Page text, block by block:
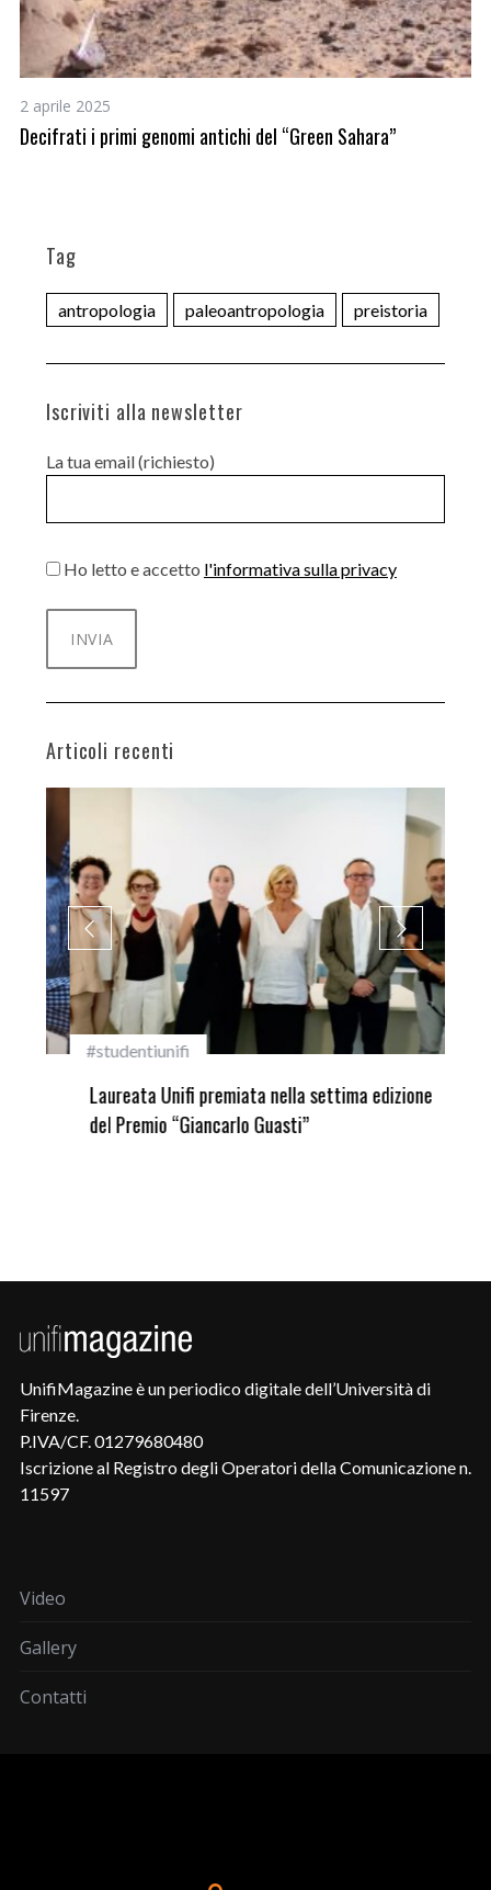
2 aprile 2025
Decifrati i primi genomi antichi del “Green Sahara”
Tag
antropologia paleoantropologia preistoria
Iscriviti alla newsletter
La tua email (richiesto)
Ho letto e accetto l'informativa sulla privacy
Articoli recenti
#studentiunifi
Laureata Unifi premiata nella settima edizione
del Premio “Giancarlo Guasti”
UnifiMagazine è un periodico digitale dell’Università di
Firenze.
P.IVA/CF. 01279680480
Iscrizione al Registro degli Operatori della Comunicazione n.
11597
Video
Gallery
Contatti